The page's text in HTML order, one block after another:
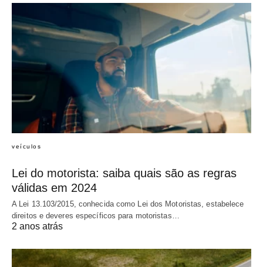
veículos
Lei do motorista: saiba quais são as regras
válidas em 2024
A Lei 13.103/2015, conhecida como Lei dos Motoristas, estabelece
direitos e deveres específicos para motoristas…
2 anos atrás